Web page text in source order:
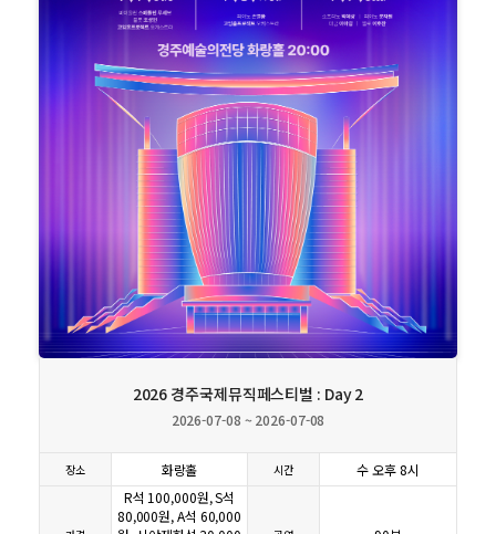
상세보기
2026 경주국제뮤직페스티벌 : Day 2
2026-07-08 ~ 2026-07-08
장소 화랑홀 시간 수 오후 8시
R석 100,000원, S석
80,000원, A석 60,000